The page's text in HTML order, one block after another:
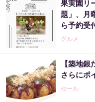
果実園リ
題」、月
ら予約受
グルメ
【築地
さらにポ
セール